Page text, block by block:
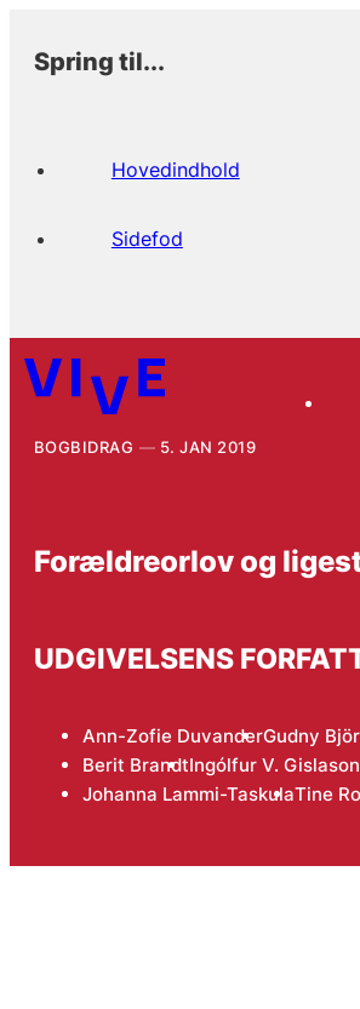
Spring til...
Hovedindhold
Sidefod
BOGBIDRAG 5. JAN 2019
Forældreorlov og
UDGIVELSENS
Ann-Zofie DuvanderGudny
Berit BrandtIngólfur V. Gislason
Johanna Lammi-TaskulaTine